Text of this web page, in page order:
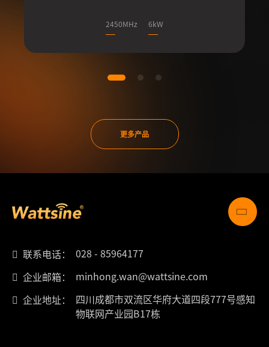
2450MHz 6kW
更多产品
联系电话：
028 - 85964177
企业邮箱：
minhong.wan@wattsine.com
企业地址：
四川成都市双流区华府大道四段777号感知
物联网产业园B17栋